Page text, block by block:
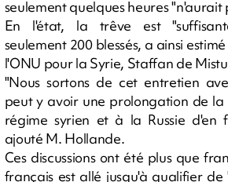
seulement quelques heures "n'aurait
En l'état, la trêve est
seulement 200 blessés, a ainsi
l'ONU pour la Syrie, Staffan de
"Nous sortons de cet entretien
peut y avoir une prolongation de la
régime syrien et à la Russie d'en
ajouté M. Hollande.
Ces discussions ont été plus que
français est allé jusqu'à qualifier